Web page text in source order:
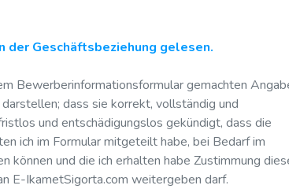
der Geschäftsbeziehung gelesen.
Bewerberinformationsformular gemachten
dass sie korrekt, vollständig und
und entschädigungslos gekündigt, dass die
ich im Formular mitgeteilt habe, bei Bedarf im
können und die ich erhalten habe Zustimmung
E-IkametSigorta.com weitergeben darf.